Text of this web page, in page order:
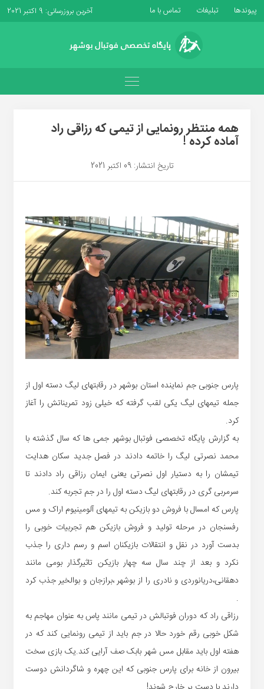
پیوندها تبلیغات تماس با ما آخرین بروزرسانی: 9 اکتبر 2021
همه منتظر رونمایی از تیمی که رزاقی راد
آماده کرده !
تاریخ انتشار: 09 اکتبر 2021
پارس جنوبی جم نماینده استان بوشهر در رقابتهای لیگ دسته اول از
جمله تیمهای لیگ یکی لقب گرفته که خیلی زود تمریناتش را آغاز
کرد.
به گزارش پایگاه تخصصی فوتبال بوشهر جمی ها که سال گذشته با
محمد نصرتی لیگ را خاتمه دادند در فصل جدید سکان هدایت
تیمشان را به دستیار اول نصرتی یعنی ایمان رزاقی راد دادند تا
سرمربی گری در رقابتهای لیگ دسته اول را در جم تجربه کند.
پارس که امسال با فروش دو بازیکن به تیمهای آلومینیوم اراک و مس
رفسنجان در مرحله تولید و فروش بازیکن هم تجربیات خوبی را
بدست آورد در نقل و انتقالات بازیکنان اسم و رسم داری را جذب
نکرد و بعد از چند سال سه چهار بازیکن تاثیرگذار بومی مانند
دهقانی،دریانوردی و نادری را از بوشهر ،برازجان و بوالخیر جذب کرد
.
رزاقی راد که دوران فوتبالش در تیمی مانند پاس به عنوان مهاجم به
شکل خوبی رقم خورد حالا در جم باید از تیمی رونمایی کند که در
هفته اول باید مقابل مس شهر بابک صف آرایی کند.یک بازی سخت
بیرون از خانه برای پارس جنوبی که این چهره و شاگردانش دوست